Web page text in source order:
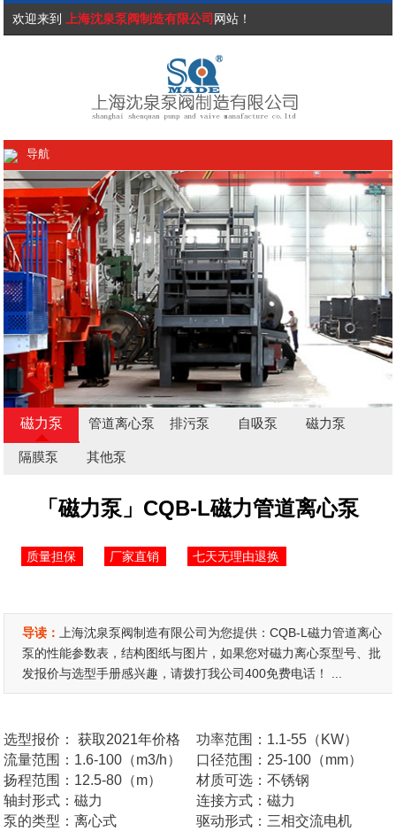
欢迎来到 上海沈泉泵阀制造有限公司 网站！
导航
磁力泵 管道离心泵 排污泵 自吸泵 磁力泵
隔膜泵 其他泵
「磁力泵」CQB-L磁力管道离心泵
质量担保 厂家直销 七天无理由退换
导读：
上海沈泉泵阀制造有限公司为您提供：CQB-L磁力管道离心
泵的性能参数表，结构图纸与图片，如果您对磁力离心泵型号、批
发报价与选型手册感兴趣，请拨打我公司400免费电话！ ...
选型报价：
获取2021年价格
流量范围：1.6-100（m3/h）
扬程范围：12.5-80（m）
轴封形式：磁力
泵的类型：离心式
功率范围：1.1-55（KW）
口径范围：25-100（mm）
材质可选：不锈钢
连接方式：磁力
驱动形式：三相交流电机